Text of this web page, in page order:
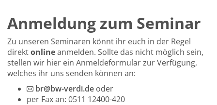
Anmeldung zum Seminar
Zu unseren Seminaren könnt ihr euch in der Regel
direktonlineanmelden. Sollte das nicht möglich sein,
stellen wir hier ein Anmeldeformular zur Verfügung,
welches ihr uns senden können an:
br@bw-verdi.deoder
per Fax an: 0511 12400-420